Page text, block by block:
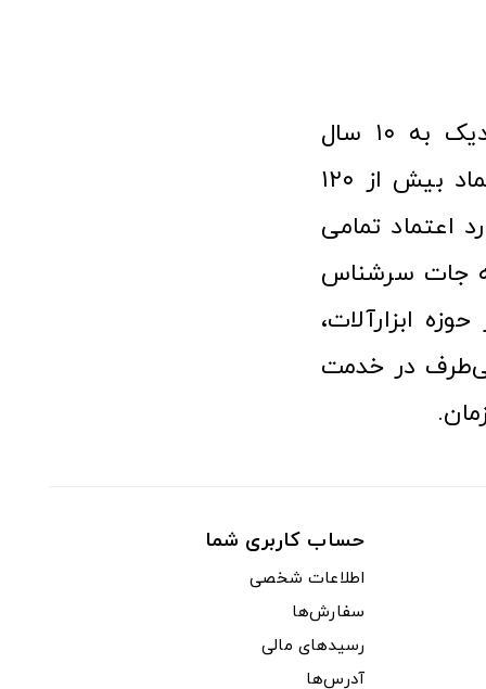
فروشگاه آنلاین ابزار و تجهیزات صنعتی کولیس با افتخار نزدیک به ۱۰ سال
فعالیت در عرصه ابزارآلات و کالاهای صنعتی توانسته مورد اعتماد بیش از ۱۲۰
اعتماد تمامی
جات سرشناس
ابزارآلات،
در خدمت
حساب کاربری شما
اطلاعات شخصی
سفارش‌ها
رسیدهای مالی
آدرس‌ها